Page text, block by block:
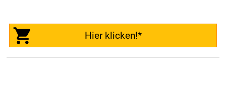
Hier klicken!*